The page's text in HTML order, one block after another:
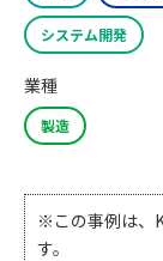
システム開発
業種
製造
※この事例は、
す。